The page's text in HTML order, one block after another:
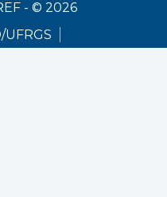
- © 2026
UFRGS